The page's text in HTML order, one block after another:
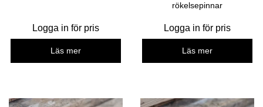
Logga in för pris
Läs mer
rökelsepinnar
Logga in för pris
Läs mer